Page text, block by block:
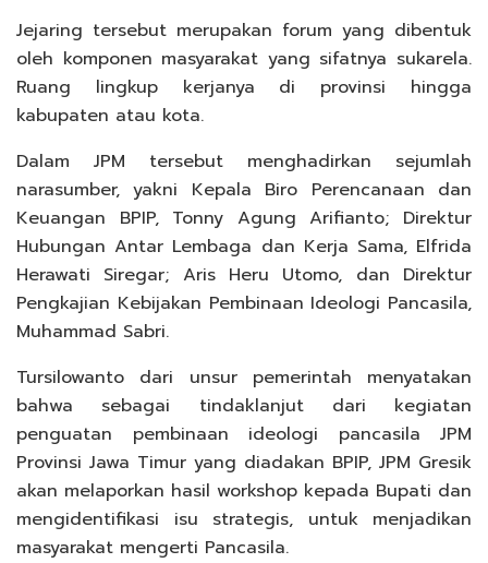
Jejaring tersebut merupakan forum yang dibentuk
oleh komponen masyarakat yang sifatnya sukarela.
Ruang lingkup kerjanya di provinsi hingga
kabupaten atau kota.
Dalam JPM tersebut menghadirkan sejumlah
narasumber, yakni Kepala Biro Perencanaan dan
Keuangan BPIP, Tonny Agung Arifianto; Direktur
Hubungan Antar Lembaga dan Kerja Sama, Elfrida
Herawati Siregar; Aris Heru Utomo, dan Direktur
Pengkajian Kebijakan Pembinaan Ideologi Pancasila,
Muhammad Sabri.
Tursilowanto dari unsur pemerintah menyatakan
bahwa sebagai tindaklanjut dari kegiatan
penguatan pembinaan ideologi pancasila JPM
Provinsi Jawa Timur yang diadakan BPIP, JPM Gresik
akan melaporkan hasil workshop kepada Bupati dan
mengidentifikasi isu strategis, untuk menjadikan
masyarakat mengerti Pancasila.